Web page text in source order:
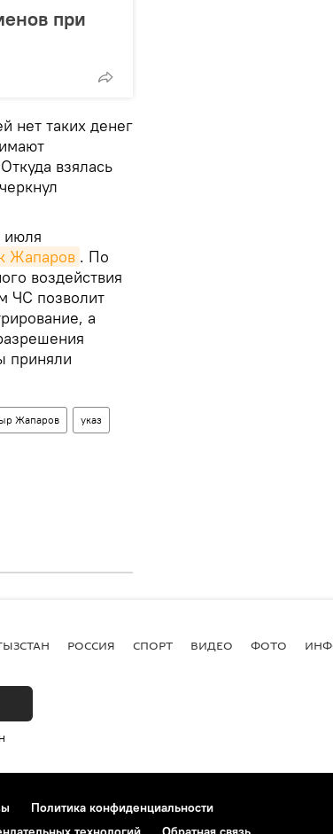
при
нет таких денег
взялась
июля
Жапаров . По
воздействия
ЧС позволит
а
приняли
Жапаров указ
РОССИЯ СПОРТ ВИДЕО ФОТО
Политика конфиденциальности